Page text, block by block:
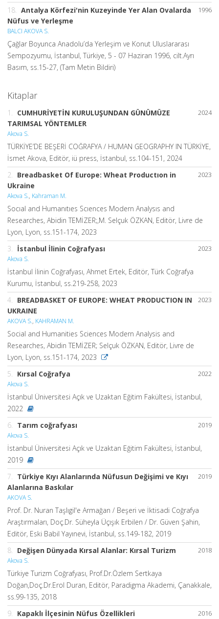
1996
18. Antalya Körfezi'nin Kuzeyinde Yer Alan Ovalarda
Nüfus ve Yerleşme
BALCI AKOVA S.
Çağlar Boyunca Anadolu’da Yerleşim ve Konut Uluslararası
Sempozyumu, İstanbul, Türkiye, 5 - 07 Haziran 1996, cilt.Ayrı
Basım, ss.15-27, (Tam Metin Bildiri)
Kitaplar
2024
1. CUMHURİYETİN KURULUŞUNDAN GÜNÜMÜZE
TARIMSAL YÖNTEMLER
Akova S.
TÜRKİYE’DE BEŞERİ COĞRAFYA / HUMAN GEOGRAPHY IN TÜRKİYE,
İsmet Akova, Editör, iü press, İstanbul, ss.104-151, 2024
2023
2. Breadbasket Of Europe: Wheat Productıon in
Ukraine
Akova S., Kahraman M.
Socıal and Humanıtıes Scıences Modern Analysıs and
Researches, Abidin TEMİZER;,M. Selçuk ÖZKAN, Editör, Livre de
Lyon, Lyon, ss.151-174, 2023
2023
3. İstanbul İlinin Coğrafyası
Akova S.
İstanbul İlinin Coğrafyası, Ahmet Ertek, Editör, Türk Coğrafya
Kurumu, İstanbul, ss.219-258, 2023
2023
4. BREADBASKET OF EUROPE: WHEAT PRODUCTION IN
UKRAINE
AKOVA S., KAHRAMAN M.
Social and Humanities Sciences Modern Analysis and
Researches, Abidin TEMİZER; Selçuk ÖZKAN, Editör, Livre de
Lyon, Lyon, ss.151-174, 2023
2022
5. Kırsal Coğrafya
Akova S.
İstanbul Üniversitesi Açık ve Uzaktan Eğitim Fakültesi, İstanbul,
2022
2019
6. Tarım coğrafyası
Akova S.
İstanbul Üniversitesi Açık ve Uzaktan Eğitim Fakültesi, İstanbul,
2019
2019
7. Türkiye Kıyı Alanlarında Nüfusun Değişimi ve Kıyı
Alanlarına Baskılar
AKOVA S.
Prof. Dr. Nuran Taşlıgil'e Armağan / Beşeri ve İktisadi Coğrafya
Araştırmaları, Doç.Dr. Süheyla Üçışık Erbilen / Dr. Güven Şahin,
Editör, Eski Babil Yayınevi, İstanbul, ss.149-182, 2019
2018
8. Değişen Dünyada Kırsal Alanlar: Kırsal Turizm
Akova S.
Türkiye Turizm Coğrafyası, Prof.Dr.Özlem Sertkaya
Doğan,Doç.Dr.Erol Duran, Editör, Paradigma Akademi, Çanakkale,
ss.99-135, 2018
2016
9. Kapaklı İlçesinin Nüfus Özellikleri